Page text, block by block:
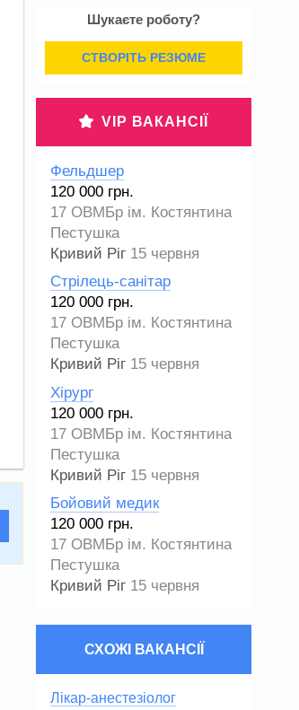
Шукаєте роботу?
СТВОРІТЬ РЕЗЮМЕ
VIP ВАКАНСІЇ
Фельдшер
120 000 грн.
17 ОВМБр ім. Костянтина
Пестушка
Кривий Ріг 15 червня
Стрілець-санітар
120 000 грн.
17 ОВМБр ім. Костянтина
Пестушка
Кривий Ріг 15 червня
Хірург
120 000 грн.
17 ОВМБр ім. Костянтина
Пестушка
Кривий Ріг 15 червня
Бойовий медик
120 000 грн.
17 ОВМБр ім. Костянтина
Пестушка
Кривий Ріг 15 червня
СХОЖІ ВАКАНСІЇ
Лікар-анестезіолог